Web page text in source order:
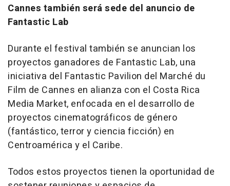
Cannes también será sede del anuncio de
Fantastic Lab
Durante el festival también se anuncian los
proyectos ganadores de Fantastic Lab, una
iniciativa del Fantastic Pavilion del Marché du
Film de Cannes en alianza con el Costa Rica
Media Market, enfocada en el desarrollo de
proyectos cinematográficos de género
(fantástico, terror y ciencia ficción) en
Centroamérica y el Caribe.
Todos estos proyectos tienen la oportunidad de